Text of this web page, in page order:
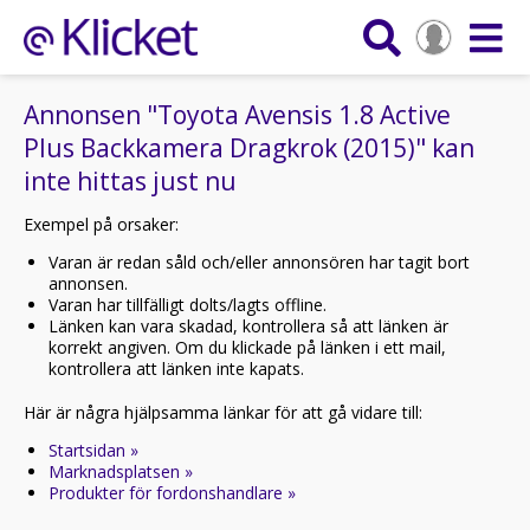
Annonsen "Toyota Avensis 1.8 Active
Plus Backkamera Dragkrok (2015)" kan
inte hittas just nu
Exempel på orsaker:
Varan är redan såld och/eller annonsören har tagit bort
annonsen.
Varan har tillfälligt dolts/lagts offline.
Länken kan vara skadad, kontrollera så att länken är
korrekt angiven. Om du klickade på länken i ett mail,
kontrollera att länken inte kapats.
Här är några hjälpsamma länkar för att gå vidare till:
Startsidan »
Marknadsplatsen »
Produkter för fordonshandlare »